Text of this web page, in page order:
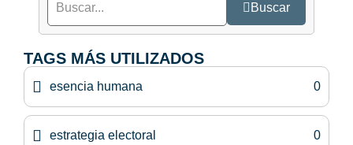
Buscar
TAGS MÁS UTILIZADOS
esencia humana 0
estrategia electoral 0